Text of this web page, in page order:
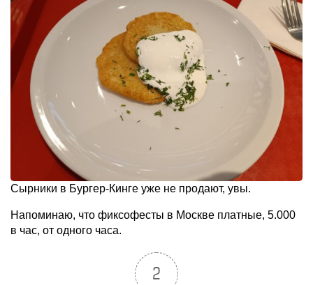
Сырники в Бургер-Кинге уже не продают, увы.
Напоминаю, что фиксофесты в Москве платные, 5.000
в час, от одного часа.
2